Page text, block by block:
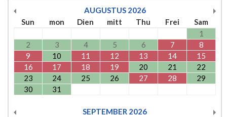
AUGUSTUS 2026
Sun
mon Dien mitt Thu Frei
Sam
1
2
3 4 5 6 7
8
9
10 11 12 13 14
15
16
17 18 19 20 21
22
23
24 25 26 27 28
29
30
31
SEPTEMBER 2026